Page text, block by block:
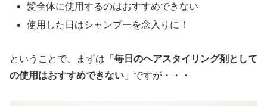
髪全体に使用するのはおすすめできない
使用した日はシャンプーを念入りに！
ということで、まずは「 毎日のヘアスタイリング剤として
の使用はおすすめできない 」ですが・・・